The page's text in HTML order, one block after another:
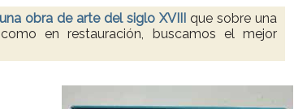
una obra de arte del siglo XVIII que sobre una
en restauración, buscamos el mejor